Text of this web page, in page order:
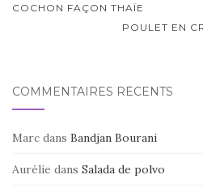
d'article
COCHON FAÇON THAÏE
POULET EN
COMMENTAIRES RÉCENTS
Marc dans Bandjan Bourani
Aurélie dans Salada de polvo